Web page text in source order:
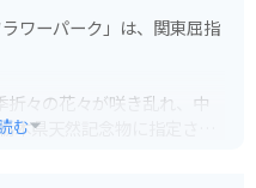
ワーパーク」は、関東屈指
々の花々が咲き乱れ、中
木県天然記念物に指定され
む